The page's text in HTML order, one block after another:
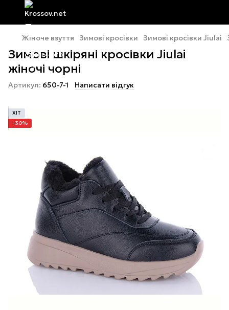
Жіноче взуття Зимові кросівки Зимові кросівки Jiulai
Зимові шкіряні кросівки Jiulai
жіночі чорні
Артикул: 650-7-1 Написати відгук
ХІТ
−30%